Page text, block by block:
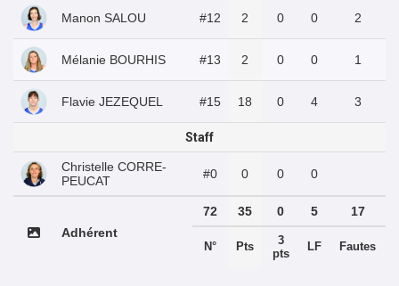
Manon SALOU #12 2 0 0 2
Mélanie BOURHIS #13 2 0 0 1
Flavie JEZEQUEL #15 18 0 4 3
Staff
Christelle CORRE-
PEUCAT
#0 0 0 0
Adhérent
72 35 0 5 17
N° Pts
3
pts
LF Fautes